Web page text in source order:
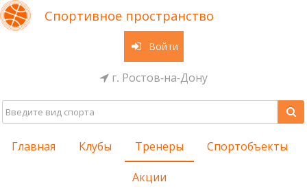
Спортивное пространство
Войти
г. Ростов-на-Дону
Главная Клубы Тренеры Спортобъекты
Акции